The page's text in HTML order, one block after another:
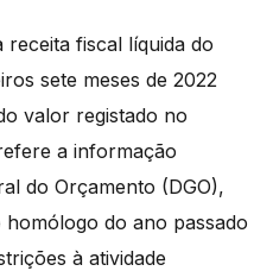
fiscal líquida do
sete meses de 2022
valor registado no
a informação
do Orçamento (DGO),
do ano passado
à atividade